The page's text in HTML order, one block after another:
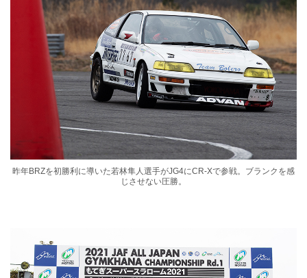
昨年BRZを初勝利に導いた若林隼人選手がJG4にCR-Xで参戦。ブランクを感
じさせない圧勝。